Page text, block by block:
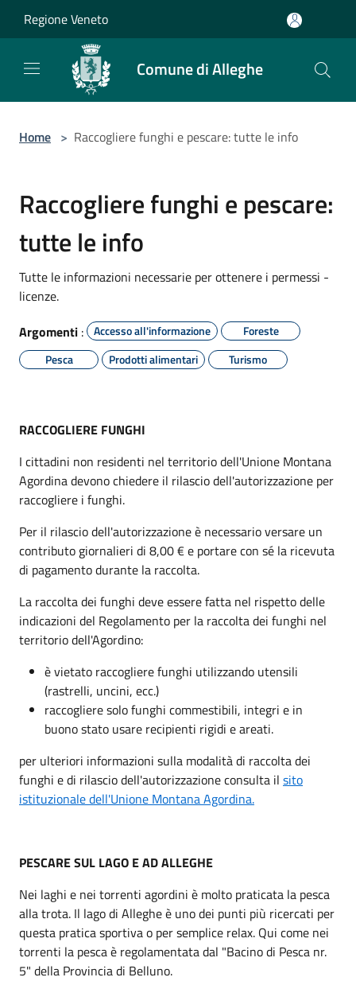
Regione Veneto
Comune di Alleghe
Home > Raccogliere funghi e pescare: tutte le info
Raccogliere funghi e pescare:
tutte le info
Tutte le informazioni necessarie per ottenere i permessi -
licenze.
Argomenti : Accesso all'informazione
Foreste
Pesca
Prodotti alimentari Turismo
RACCOGLIERE FUNGHI
I cittadini non residenti nel territorio dell'Unione Montana
Agordina devono chiedere il rilascio dell'autorizzazione per
raccogliere i funghi.
Per il rilascio dell'autorizzazione è necessario versare un
contributo giornalieri di 8,00 € e portare con sé la ricevuta
di pagamento durante la raccolta.
La raccolta dei funghi deve essere fatta nel rispetto delle
indicazioni del Regolamento per la raccolta dei funghi nel
territorio dell'Agordino:
è vietato raccogliere funghi utilizzando utensili
(rastrelli, uncini, ecc.)
raccogliere solo funghi commestibili, integri e in
buono stato usare recipienti rigidi e areati.
per ulteriori informazioni sulla modalità di raccolta dei
funghi e di rilascio dell'autorizzazione consulta il sito
istituzionale dell'Unione Montana Agordina.
PESCARE SUL LAGO E AD ALLEGHE
Nei laghi e nei torrenti agordini è molto praticata la pesca
alla trota. Il lago di Alleghe è uno dei punti più ricercati per
questa pratica sportiva o per semplice relax. Qui come nei
torrenti la pesca è regolamentata dal "Bacino di Pesca nr.
5" della Provincia di Belluno.